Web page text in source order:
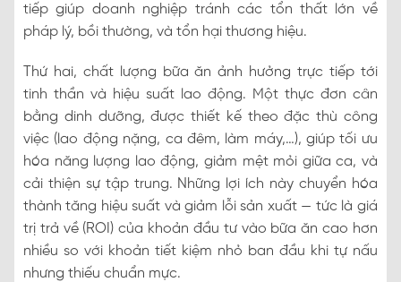
tiếp giúp doanh nghiệp tránh các tổn thất lớn về
pháp lý, bồi thường, và tổn hại thương hiệu.
Thứ hai, chất lượng bữa ăn ảnh hưởng trực tiếp tới
tinh thần và hiệu suất lao động. Một thực đơn cân
bằng dinh dưỡng, được thiết kế theo đặc thù công
việc (lao động nặng, ca đêm, làm máy,…), giúp tối ưu
hóa năng lượng lao động, giảm mệt mỏi giữa ca, và
cải thiện sự tập trung. Những lợi ích này chuyển hóa
thành tăng hiệu suất và giảm lỗi sản xuất — tức là giá
trị trả về (ROI) của khoản đầu tư vào bữa ăn cao hơn
nhiều so với khoản tiết kiệm nhỏ ban đầu khi tự nấu
nhưng thiếu chuẩn mực.